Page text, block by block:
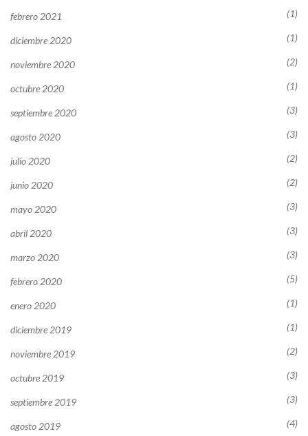
febrero 2021 (1)
diciembre 2020 (1)
noviembre 2020 (2)
octubre 2020 (1)
septiembre 2020 (3)
agosto 2020 (3)
julio 2020 (2)
junio 2020 (2)
mayo 2020 (3)
abril 2020 (3)
marzo 2020 (3)
febrero 2020 (5)
enero 2020 (1)
diciembre 2019 (1)
noviembre 2019 (2)
octubre 2019 (3)
septiembre 2019 (3)
agosto 2019 (4)